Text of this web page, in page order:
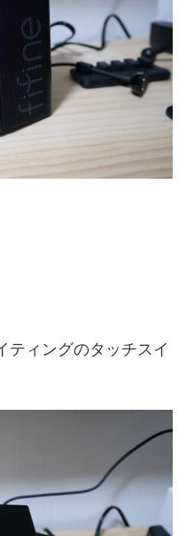
ティングのタッチスイ